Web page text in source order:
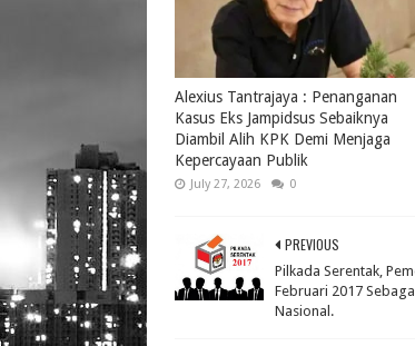
Alexius Tantrajaya : Penanganan
Kasus Eks Jampidsus Sebaiknya
Diambil Alih KPK Demi Menjaga
Kepercayaan Publik
July 27, 2026 0
PREVIOUS
Pilkada Serentak,
Februari 2017
Nasional.